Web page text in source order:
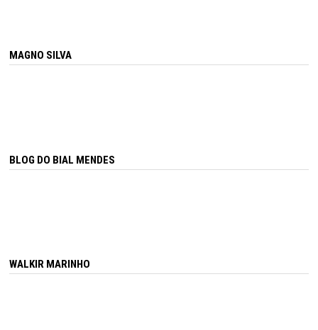
MAGNO SILVA
BLOG DO BIAL MENDES
WALKIR MARINHO